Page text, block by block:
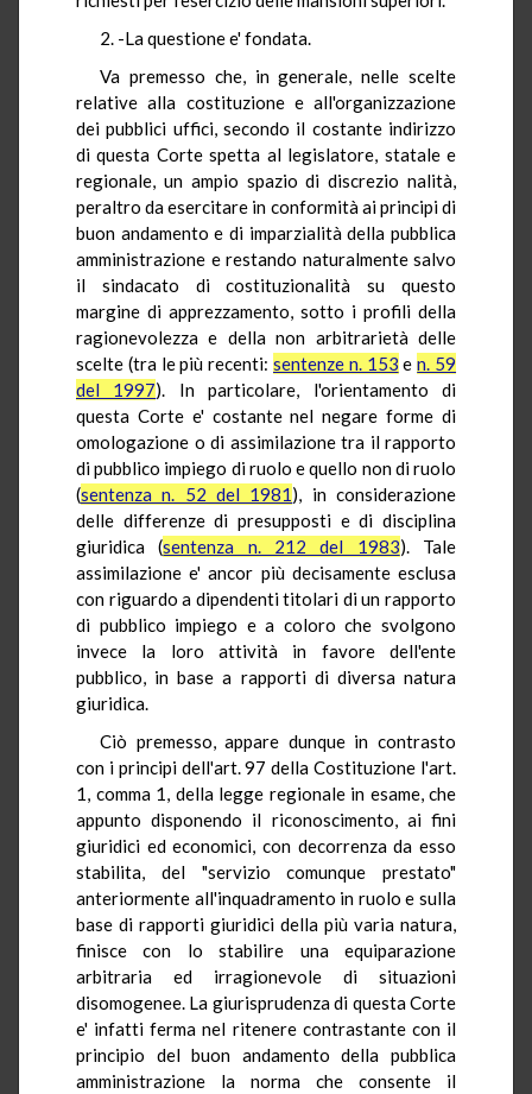
2. -La questione e' fondata.
Va premesso che, in generale, nelle scelte
relative alla costituzione e all'organizzazione
dei pubblici uffici, secondo il costante indirizzo
di questa Corte spetta al legislatore, statale e
regionale, un ampio spazio di discrezio nalità,
peraltro da esercitare in conformità ai principi di
buon andamento e di imparzialità della pubblica
amministrazione e restando naturalmente salvo
il sindacato di costituzionalità su questo
margine di apprezzamento, sotto i profili della
ragionevolezza e della non arbitrarietà delle
scelte (tra le più recenti: sentenze n. 153 en. 59
del 1997). In particolare, l'orientamento di
questa Corte e' costante nel negare forme di
omologazione o di assimilazione tra il rapporto
di pubblico impiego di ruolo e quello non di ruolo
(sentenza n. 52 del 1981), in considerazione
delle differenze di presupposti e di disciplina
giuridica (sentenza n. 212 del 1983). Tale
assimilazione e' ancor più decisamente esclusa
con riguardo a dipendenti titolari di un rapporto
di pubblico impiego e a coloro che svolgono
invece la loro attività in favore dell'ente
pubblico, in base a rapporti di diversa natura
giuridica.
Ciò premesso, appare dunque in contrasto
con i principi dell'art. 97 della Costituzione l'art.
1, comma 1, della legge regionale in esame, che
appunto disponendo il riconoscimento, ai fini
giuridici ed economici, con decorrenza da esso
stabilita, del "servizio comunque prestato"
anteriormente all'inquadramento in ruolo e sulla
base di rapporti giuridici della più varia natura,
finisce con lo stabilire una equiparazione
arbitraria ed irragionevole di situazioni
disomogenee. La giurisprudenza di questa Corte
e' infatti ferma nel ritenere contrastante con il
principio del buon andamento della pubblica
amministrazione la norma che consente il